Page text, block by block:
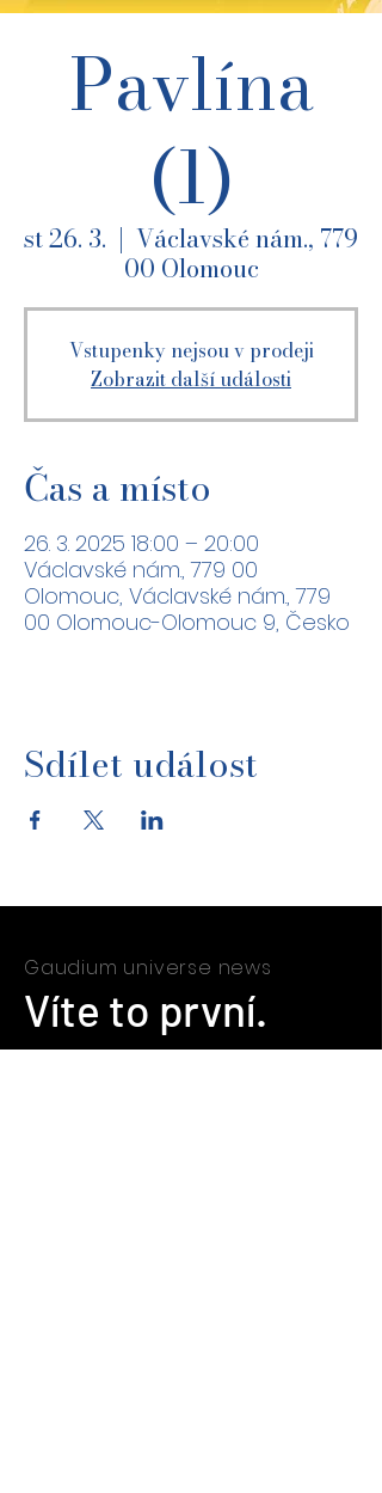
Pavlína
(1)
st 26. 3.
  |
Václavské nám., 779
00 Olomouc
Vstupenky nejsou v prodeji
Zobrazit další události
Čas a místo
26. 3. 2025 18:00 – 20:00
Václavské nám., 779 00
Olomouc, Václavské nám., 779
00 Olomouc-Olomouc 9, Česko
Sdílet událost
Gaudium universe news
Víte to první.